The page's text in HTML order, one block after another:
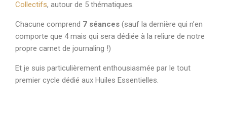
Collectifs, autour de 5 thématiques.
Chacune comprend 7 séances (sauf la dernière qui n’en
comporte que 4 mais qui sera dédiée à la reliure de notre
propre carnet de journaling !)
Et je suis particulièrement enthousiasmée par le tout
premier cycle dédié aux Huiles Essentielles.